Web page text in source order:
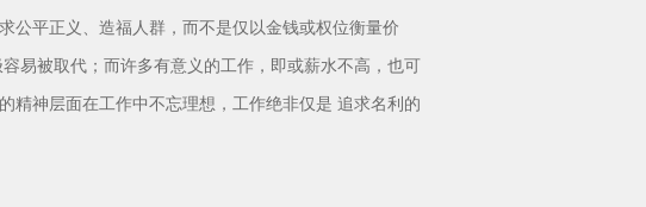
平正义、造福人群，而不是仅以金钱或权位衡量价
易被取代；而许多有意义的工作，即或薪水不高，也可
精神层面在工作中不忘理想，工作绝非仅是 追求名利的